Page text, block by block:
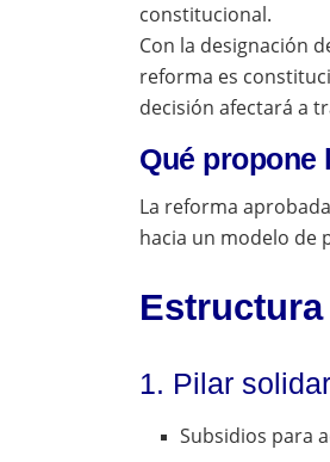
constitucional.
Con la designación
reforma es
decisión afectará a
Qué propone
La reforma
hacia un modelo de
1. Pilar
Subsidios para